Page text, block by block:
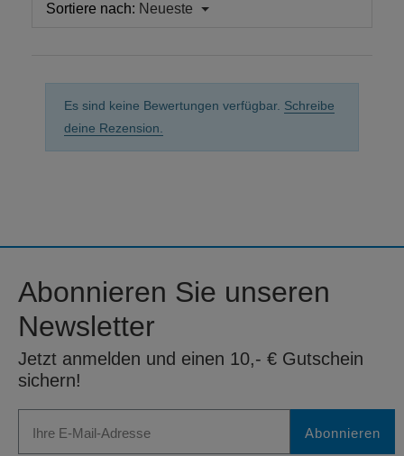
Sortiere nach: Neueste
Es sind keine Bewertungen verfügbar. Schreibe
deine Rezension.
Abonnieren Sie unseren
Newsletter
Jetzt anmelden und einen 10,- € Gutschein
sichern!
Abonnieren